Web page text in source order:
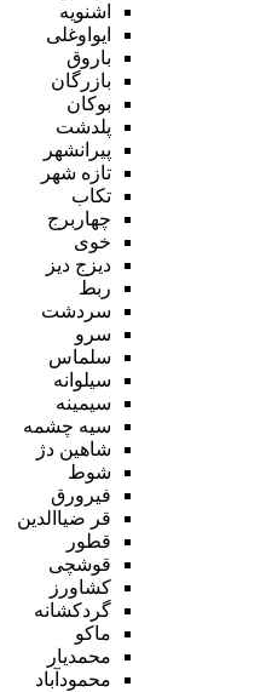
اشنویه
ایواوغلی
باروق
بازرگان
بوکان
پلدشت
پیرانشهر
تازه شهر
تکاب
چهاربرج
خوی
دیزج دیز
ربط
سردشت
سرو
سلماس
سیلوانه
سیمینه
سیه چشمه
شاهین دژ
شوط
فیرورق
قر ضیاالدین
قطور
قوشچی
کشاورز
گردکشانه
ماکو
محمدیار
محمودآباد